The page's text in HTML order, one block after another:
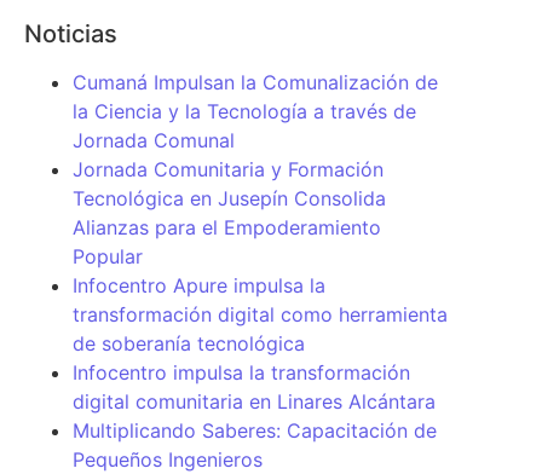
Noticias
Cumaná Impulsan la Comunalización de
la Ciencia y la Tecnología a través de
Jornada Comunal
Jornada Comunitaria y Formación
Tecnológica en Jusepín Consolida
Alianzas para el Empoderamiento
Popular
Infocentro Apure impulsa la
transformación digital como herramienta
de soberanía tecnológica
Infocentro impulsa la transformación
digital comunitaria en Linares Alcántara
Multiplicando Saberes: Capacitación de
Pequeños Ingenieros